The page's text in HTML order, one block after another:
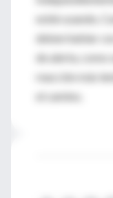
estén usando,
deben hablar
de alerta, como
reacción más
el camino.